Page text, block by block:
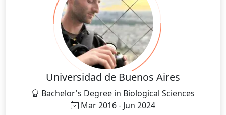
Universidad de Buenos Aires
Bachelor's Degree in Biological Sciences
Mar 2016 - Jun 2024